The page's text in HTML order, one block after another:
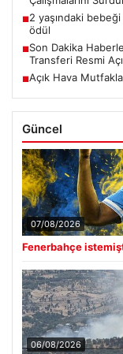
■2 yaşındaki
ödül
■Son Dakika
Transferi Resmi
■Açık Hava
Güncel
07/08/2026
Fenerbahçe
06/08/2026